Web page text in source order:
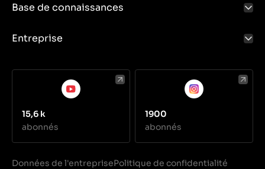
Base de connaissances
Entreprise
15,6 k
abonnés
1900
abonnés
Données de l'entreprisePolitique de confidentialité